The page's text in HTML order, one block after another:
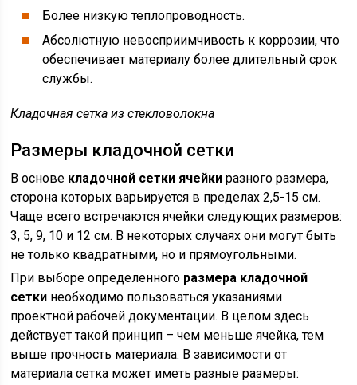
Более низкую теплопроводность.
Абсолютную невосприимчивость к коррозии, что
обеспечивает материалу более длительный срок
службы.
Кладочная сетка из стекловолокна
Размеры кладочной сетки
В основе кладочной сетки ячейки разного размера,
сторона которых варьируется в пределах 2,5-15 см.
Чаще всего встречаются ячейки следующих размеров:
3, 5, 9, 10 и 12 см. В некоторых случаях они могут быть
не только квадратными, но и прямоугольными.
При выборе определенного размера кладочной
сетки необходимо пользоваться указаниями
проектной рабочей документации. В целом здесь
действует такой принцип – чем меньше ячейка, тем
выше прочность материала. В зависимости от
материала сетка может иметь разные размеры: